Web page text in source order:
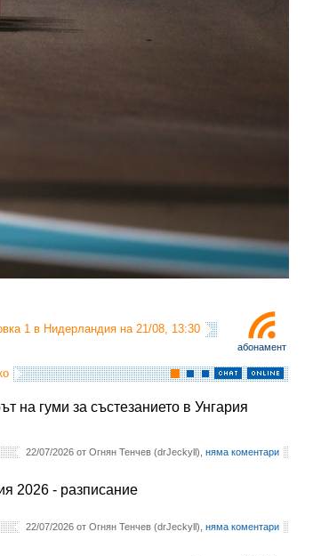
абонамент
1 в Нидерландия на 21/08, 13:30
на гуми за състезанието в Унгария
22/07/2026 от Огнян Тенчев (drJeckyll), няма коментари
2026 - разписание
22/07/2026 от Огнян Тенчев (drJeckyll), няма коментари